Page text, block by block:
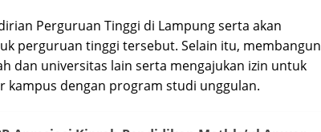
Perguruan Tinggi di Lampung serta akan
perguruan tinggi tersebut. Selain itu, membangun
dan universitas lain serta mengajukan izin untuk
dengan program studi unggulan.